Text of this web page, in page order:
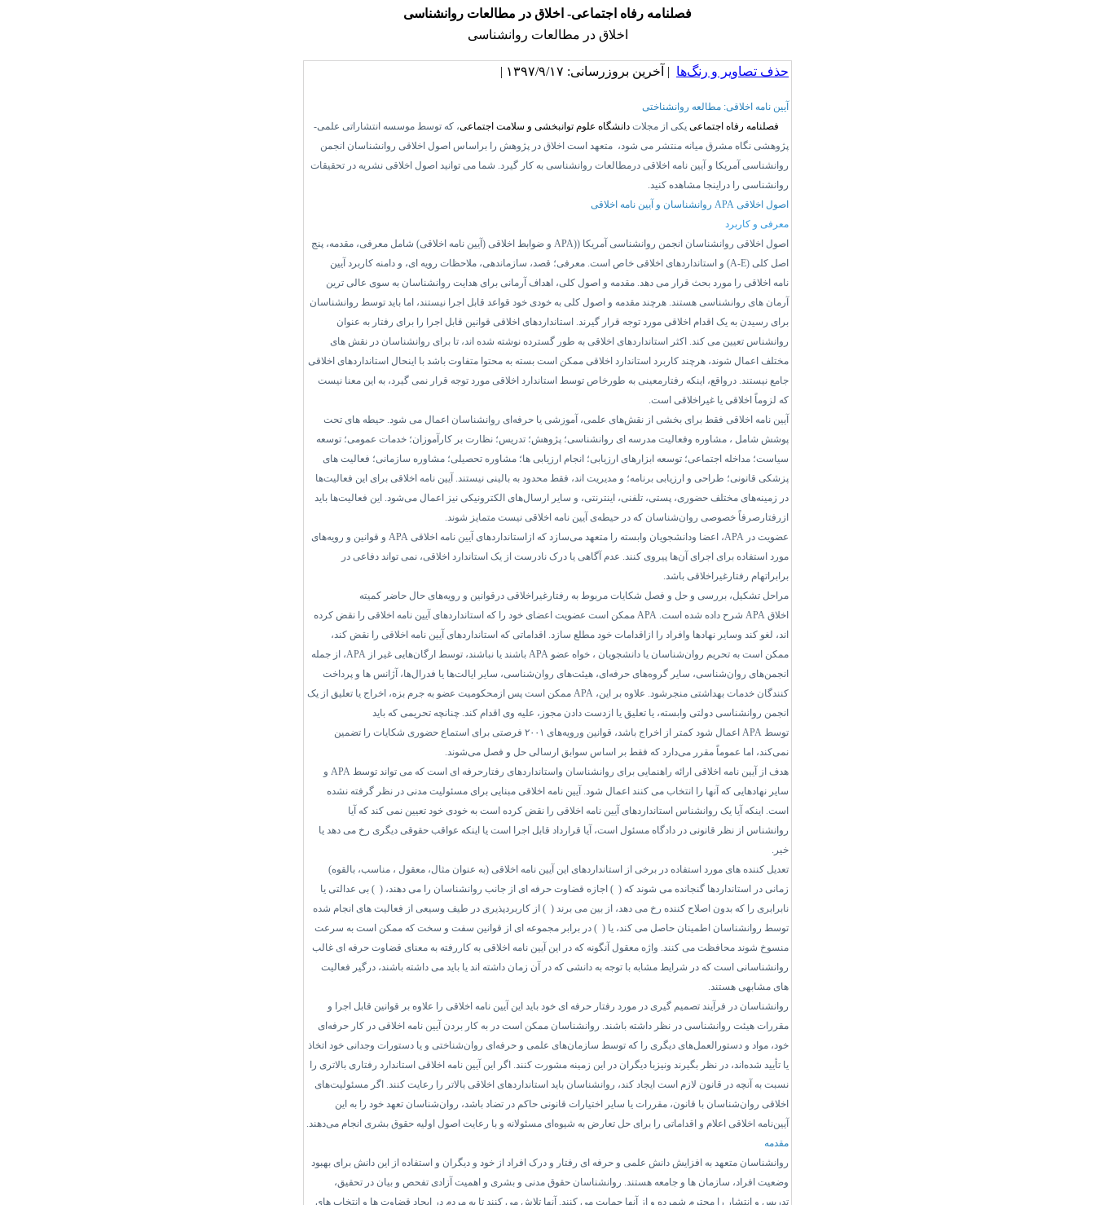
فصلنامه رفاه اجتماعی- اخلاق در مطالعات روانشناسی
اخلاق در مطالعات روانشناسی
حذف تصاویر و رنگ‌ها | آخرین بروزرسانی: ۱۳۹۷/۹/۱۷ |
آیین نامه اخلاقی: مطالعه روانشناختی
فصلنامه رفاه اجتماعی یکی از مجلات دانشگاه علوم توانبخشی و سلامت اجتماعی، که توسط موسسه انتشاراتی علمی-
پژوهشی نگاه ‌مشرق ‌میانه منتشر می شود، متعهد است اخلاق در پژوهش را براساس اصول اخلاقی روانشناسان انجمن
روانشناسی آمریکا و آیین نامه اخلاقی درمطالعات روانشناسی به کار گیرد. شما می توانید اصول اخلاقی نشریه در تحقیقات
روانشناسی را دراینجا مشاهده کنید.
اصول اخلاقی APA روانشناسان و آیین نامه اخلاقی
معرفی و کاربرد
اصول اخلاقی روانشناسان انجمن روانشناسی آمریکا ((APA و ضوابط اخلاقی (آیین نامه اخلاقی) شامل معرفی، مقدمه، پنج
اصل کلی (A-E
) و استانداردهای اخلاقی خاص است. معرفی؛ قصد، سازماندهی، ملاحظات رویه ای، و دامنه کاربرد آیین
نامه اخلاقی را مورد بحث قرار می دهد. مقدمه و اصول کلی، اهداف آرمانی برای هدایت روانشناسان به سوی عالی ترین
آرمان های روانشناسی هستند. هرچند مقدمه و اصول کلی به خودی خود قواعد قابل اجرا نیستند، اما باید توسط روانشناسان
برای رسیدن به یک اقدام اخلاقی مورد توجه قرار گیرند. استانداردهای اخلاقی قوانین قابل اجرا را برای رفتار به عنوان
روانشناس تعیین می کند. اکثر استانداردهای اخلاقی به طور گسترده نوشته شده اند، تا برای روانشناسان در نقش های
مختلف اعمال شوند، هرچند کاربرد استاندارد اخلاقی ممکن است بسته به محتوا متفاوت باشد با اینحال استانداردهای اخلاقی
جامع نیستند. درواقع، اینکه رفتارمعینی به طورخاص توسط استاندارد اخلاقی مورد توجه قرار نمی گیرد، به این معنا نیست
که لزوماً اخلاقی یا غیراخلاقی است.
آیین نامه اخلاقی فقط برای بخشی از نقش‌های علمی، آموزشی یا حرفه‌ای روانشناسان اعمال می شود. حیطه های تحت
پوشش شامل ، مشاوره وفعالیت مدرسه ای روانشناسی؛ پژوهش؛ تدریس؛ نظارت بر کارآموزان؛ خدمات عمومی؛ توسعه
سیاست؛ مداخله اجتماعی؛ توسعه ابزارهای ارزیابی؛ انجام ارزیابی ها؛ مشاوره تحصیلی؛ مشاوره سازمانی؛ فعالیت های
پزشکی قانونی؛ طراحی و ارزیابی برنامه؛ و مدیریت اند، فقط محدود به بالینی نیستند. آیین نامه اخلاقی برای این فعالیت‌ها
در زمینه‌های مختلف حضوری، پستی، تلفنی، اینترنتی، و سایر ارسال‌های الکترونیکی نیز اعمال می‌شود. این فعالیت‌ها باید
ازرفتارصرفاً خصوصی روان‌شناسان که در حیطه‌ی آیین نامه اخلاقی نیست متمایز شوند.
عضویت در APA، اعضا ودانشجویان وابسته را متعهد می‌سازد که ازاستانداردهای آیین نامه اخلاقی APA و قوانین و رویه‌های
مورد استفاده برای اجرای آن‌ها پیروی کنند. عدم آگاهی یا درک نادرست از یک استاندارد اخلاقی، نمی تواند دفاعی در
برابراتهام رفتارغیراخلاقی باشد.
مراحل تشکیل، بررسی و حل و فصل شکایات مربوط به رفتارغیراخلاقی درقوانین و رویه‌های حال حاضر کمیته
اخلاق APA شرح داده شده است. APA ممکن است عضویت اعضای خود را که استانداردهای آیین نامه اخلاقی را نقض کرده
اند، لغو کند وسایر نهادها وافراد را ازاقدامات خود مطلع سازد. اقداماتی که استانداردهای آیین نامه اخلاقی را نقض کند،
ممکن است به تحریم روان‌شناسان یا دانشجویان ، خواه عضو APA باشند یا نباشند، توسط ارگان‌هایی غیر از APA، از جمله
انجمن‌های روان‌شناسی، سایر گروه‌های حرفه‌ای، هیئت‌های روان‌شناسی، سایر ایالت‌ها یا فدرال‌ها، آژانس ها و پرداخت
کنندگان خدمات بهداشتی منجرشود. علاوه بر این، APA ممکن است پس ازمحکومیت عضو به جرم بزه، اخراج یا تعلیق از یک
انجمن روانشناسی دولتی وابسته، یا تعلیق یا ازدست دادن مجوز، علیه وی اقدام کند. چنانچه تحریمی که باید
توسط APA اعمال شود کمتر از اخراج باشد، قوانین ورویه‌های ۲۰۰۱ فرصتی برای استماع حضوری شکایات را تضمین
نمی‌کند، اما عموماً مقرر می‌دارد که فقط بر اساس سوابق ارسالی حل و فصل می‌شوند.
هدف از
آیین نامه اخلاقی ارائه راهنمایی برای روانشناسان واستانداردهای رفتارحرفه ای است که می تواند توسط APA و
سایر نهادهایی که آنها را انتخاب می کنند اعمال شود. آیین نامه اخلاقی مبنایی برای مسئولیت مدنی در نظر گرفته نشده
است. اینکه آیا یک روانشناس استانداردهای آیین نامه اخلاقی را نقض کرده است به خودی خود تعیین نمی کند که آیا
روانشناس از نظر قانونی در دادگاه مسئول است، آیا قرارداد قابل اجرا است یا اینکه عواقب حقوقی دیگری رخ می دهد یا
خیر.
تعدیل کننده های مورد استفاده در برخی از استانداردهای این آیین نامه اخلاقی (به عنوان مثال، معقول ، مناسب، بالقوه)
زمانی در استانداردها گنجانده می شوند که (
اجازه قضاوت حرفه ای از جانب روانشناسان را می دهند، (
بی عدالتی یا
نابرابری را که بدون اصلاح کننده رخ می دهد، از بین می برند (
از کاربردپذیری در طیف وسیعی از فعالیت های انجام شده
توسط روانشناسان اطمینان حاصل می کند، یا (
در برابر مجموعه ای از قوانین سفت و سخت که ممکن است به سرعت
منسوخ شوند محافظت می کنند. واژه معقول آنگونه که در این آیین نامه اخلاقی به کاررفته به معنای قضاوت حرفه ای غالب
روانشناسانی است که در شرایط مشابه با توجه به دانشی که در آن زمان داشته اند یا باید می داشته باشند، درگیر فعالیت
های مشابهی هستند.
روانشناسان در فرآیند تصمیم گیری در مورد رفتار حرفه ای خود باید این آیین نامه اخلاقی را علاوه بر قوانین قابل اجرا و
مقررات هیئت روانشناسی در نظر داشته باشند. روانشناسان ممکن است در به کار بردن آیین نامه اخلاقی در کار حرفه‌ای
خود، مواد و دستورالعمل‌های دیگری را که توسط سازمان‌های علمی و حرفه‌ای روان‌شناختی و یا دستورات وجدانی خود اتخاذ
یا تأیید شده‌اند، در نظر بگیرند ونیزبا دیگران در این زمینه مشورت کنند. اگر این آیین نامه اخلاقی استاندارد رفتاری بالاتری را
نسبت به آنچه در قانون لازم است ایجاد کند، روانشناسان باید استانداردهای اخلاقی بالاتر را رعایت کنند. اگر مسئولیت‌های
اخلاقی روان‌شناسان با قانون، مقررات یا سایر اختیارات قانونی حاکم در تضاد باشد، روان‌شناسان تعهد خود را به این
آیین‌نامه اخلاقی اعلام و اقداماتی را برای حل تعارض به شیوه‌ای مسئولانه و با رعایت اصول اولیه حقوق بشری انجام می‌دهند.
مقدمه
روانشناسان متعهد به افزایش دانش علمی و حرفه ای رفتار و درک افراد از خود و دیگران و استفاده از این دانش برای بهبود
وضعیت افراد، سازمان ها و جامعه هستند. روانشناسان حقوق مدنی و بشری و اهمیت آزادی تفحص و بیان در تحقیق،
تدریس و انتشار را محترم شمرده و از آنها حمایت می کنند. آنها تلاش می کنند تا به مردم در ایجاد قضاوت ها و انتخاب های